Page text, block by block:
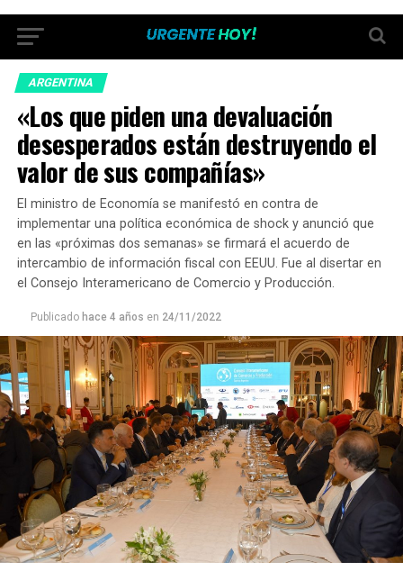
ARGENTINA
«Los que piden una devaluación
desesperados están destruyendo el
valor de sus compañías»
El ministro de Economía se manifestó en contra de
implementar una política económica de shock y anunció que
en las «próximas dos semanas» se firmará el acuerdo de
intercambio de información fiscal con EEUU. Fue al disertar en
el Consejo Interamericano de Comercio y Producción.
Publicado hace 4 años en 24/11/2022